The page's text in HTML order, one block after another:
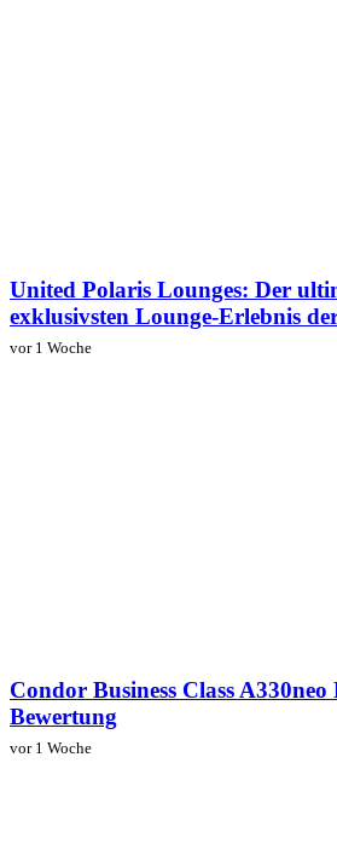
United Polaris Lounges: Der
exklusivsten Lounge-Erlebnis
vor 1 Woche
Condor Business Class A330neo
Bewertung
vor 1 Woche